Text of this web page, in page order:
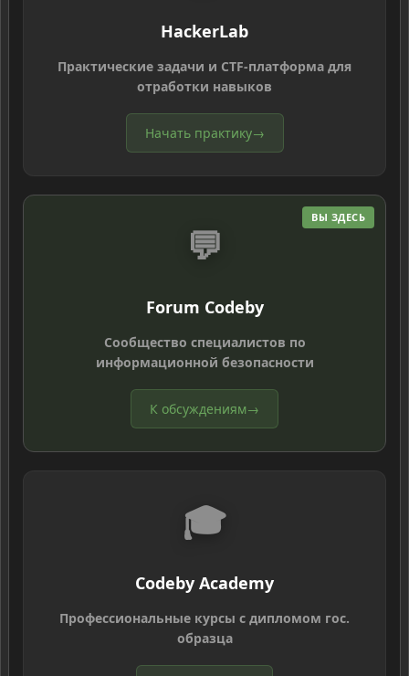
HackerLab
Практические задачи и CTF-платформа для
отработки навыков
Начать практику→
ВЫ ЗДЕСЬ
💬
Forum Codeby
Сообщество специалистов по
информационной безопасности
К обсуждениям→
🎓
Codeby Academy
Профессиональные курсы с дипломом гос.
образца